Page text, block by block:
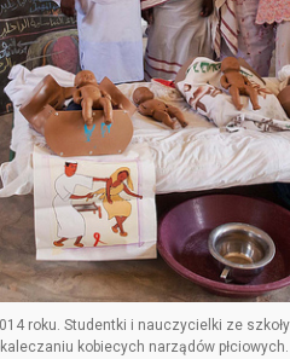
roku. Studentki i nauczycielki ze
kobiecych narządów